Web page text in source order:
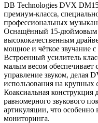
DB Technologies DVX
премиум-класса,
профессиональных
Оснащённый 15-дюймовым
высококачественным
мощное и чёткое звучание
Встроенный усилитель
малым весом
управление звуком, делая
использования на крупных
Коаксиальная конструкция
равномерного звукового
артикуляции, что особенно
мониторинга.